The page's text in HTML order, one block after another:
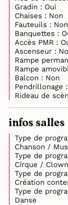
Gradin : Oui
Chaises : Non
Fauteuils : Non
Accès
Ascenseur
Balcon : Non
infos salles
Type de
Chanson /
Type de
Cirque / Clown
Type de
Création
Type de
Danse